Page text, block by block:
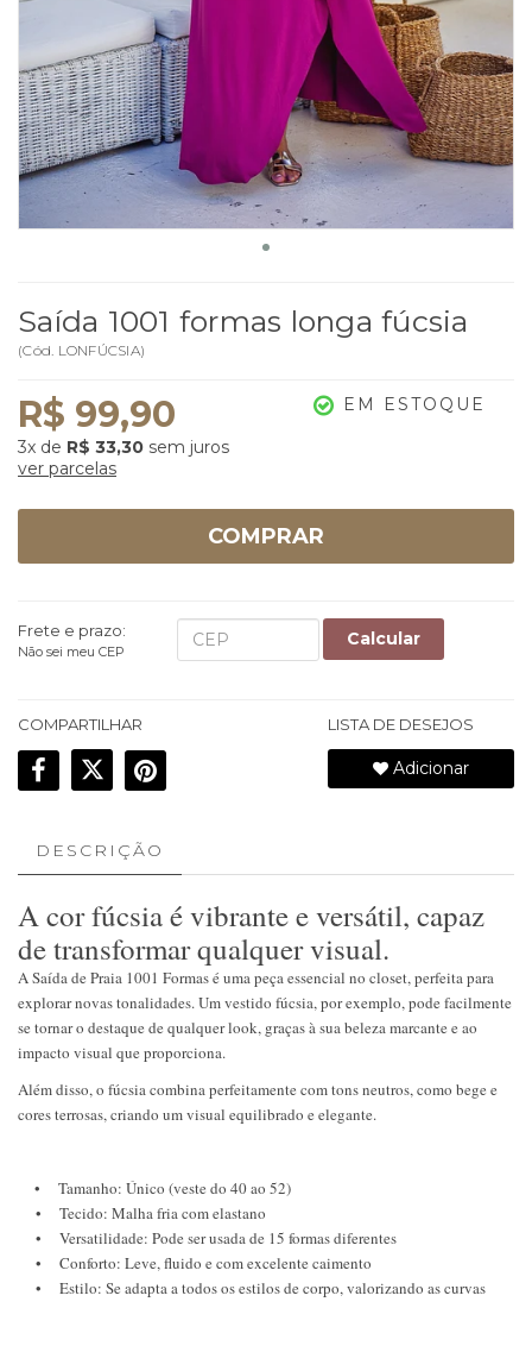
Saída 1001 formas longa fúcsia
(Cód. LONFÚCSIA)
R$ 99,90
3x de R$ 33,30 sem juros
ver parcelas
EM ESTOQUE
COMPRAR
Frete e prazo:
Não sei meu CEP
Calcular
COMPARTILHAR LISTA DE DESEJOS
Adicionar
DESCRIÇÃO
A cor fúcsia é vibrante e versátil, capaz
de transformar qualquer visual.
A Saída de Praia 1001 Formas é uma peça essencial no closet, perfeita para
explorar novas tonalidades. Um vestido fúcsia, por exemplo, pode facilmente
se tornar o destaque de qualquer look, graças à sua beleza marcante e ao
impacto visual que proporciona.
Além disso, o fúcsia combina perfeitamente com tons neutros, como bege e
cores terrosas, criando um visual equilibrado e elegante.
• Tamanho: Único (veste do 40 ao 52)
• Tecido: Malha fria com elastano
• Versatilidade: Pode ser usada de 15 formas diferentes
• Conforto: Leve, fluido e com excelente caimento
• Estilo: Se adapta a todos os estilos de corpo, valorizando as curvas